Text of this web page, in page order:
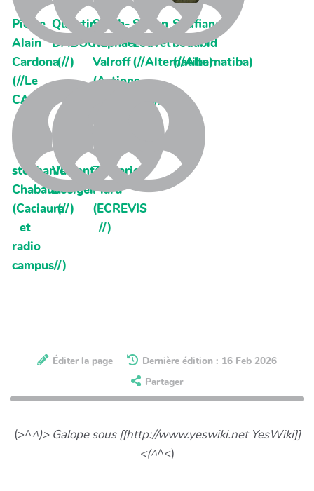
Pierre
Alain
Cardona
(//Le
CAC)
Quentin
DABOUIS
(//)
Sarah-
Raphaël
Valroff
(Actions
Communes//)
Simon
Louvet
(//Alternatiba)
Soufiane
bouabid
(//Alternatiba)
stéphanie
Chabaud
(Caciaura
et
radio
campus//)
Vincent
Bosiger
(//)
Zacharie
Piard
(ECREVIS
//)
Éditer la page
Dernière édition : 16 Feb 2026
Partager
(>^^)> Galope sous [[http://www.yeswiki.net YesWiki]]
<(^^<)